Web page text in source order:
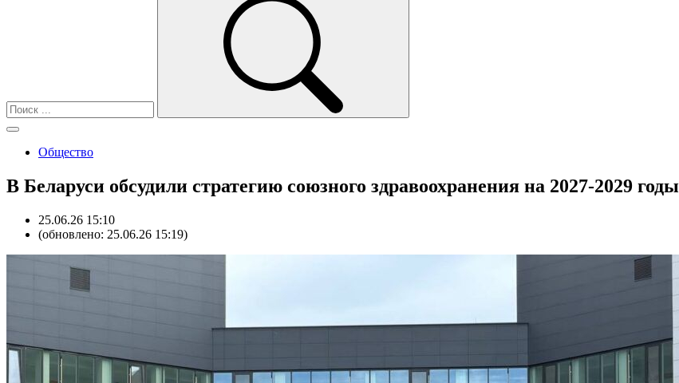
Общество
В Беларуси обсудили стратегию союзного здравоохранения на 2027-2029 годы
25.06.26 15:10
(обновлено: 25.06.26 15:19)